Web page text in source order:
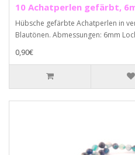
10 Achatperlen gefärbt,
Hübsche gefärbte Achatperlen in
Blautönen. Abmessungen: 6mm
0,90€